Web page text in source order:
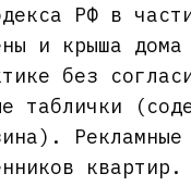
РФ в
и крыша
без
таблички
Рекламные